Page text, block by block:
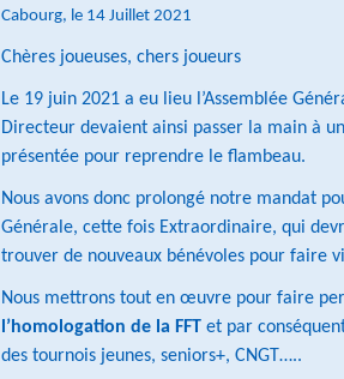
Cabourg, le 14 Juillet 2021
Chères joueuses, chers joueurs
Le 19 juin 2021 a eu lieu l’Assemblée
Directeur devaient ainsi passer la main à
présentée pour reprendre le flambeau.
Nous avons donc prolongé notre mandat
Générale, cette fois Extraordinaire, qui
trouver de nouveaux bénévoles pour faire
Nous mettrons tout en œuvre pour faire
l’homologation de la FFT et par
des tournois jeunes, seniors+, CNGT…..